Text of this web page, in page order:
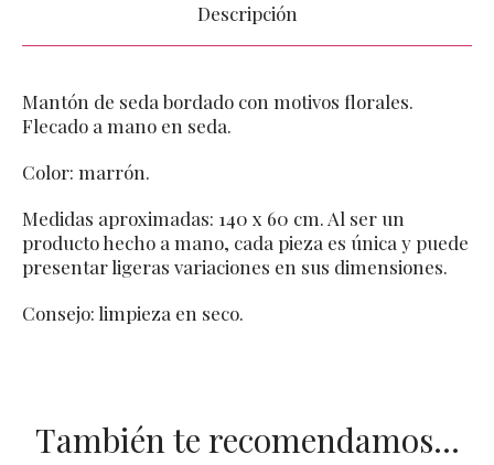
Descripción
Mantón de seda bordado con motivos florales.
Flecado a mano en seda.
Color: marrón.
Medidas aproximadas: 140 x 60 cm. Al ser un
producto hecho a mano, cada pieza es única y puede
presentar ligeras variaciones en sus dimensiones.
Consejo: limpieza en seco.
También te recomendamos…